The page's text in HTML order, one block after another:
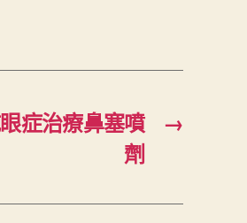
→
症治療鼻塞噴
劑